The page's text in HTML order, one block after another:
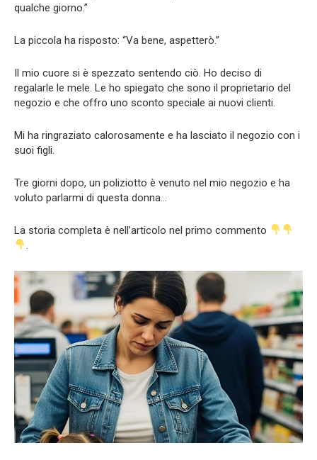
qualche giorno.”
La piccola ha risposto: “Va bene, aspetterò.”
Il mio cuore si è spezzato sentendo ciò. Ho deciso di
regalarle le mele. Le ho spiegato che sono il proprietario del
negozio e che offro uno sconto speciale ai nuovi clienti.
Mi ha ringraziato calorosamente e ha lasciato il negozio con i
suoi figli.
Tre giorni dopo, un poliziotto è venuto nel mio negozio e ha
voluto parlarmi di questa donna…
La storia completa è nell’articolo nel primo commento
.